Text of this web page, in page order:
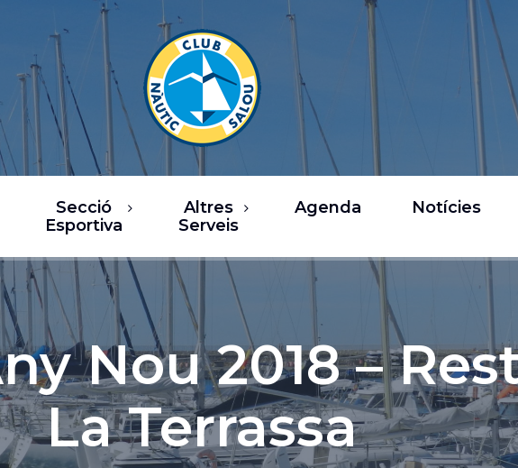
Secció
Esportiva
de Vela
Fitness
COVID-19
Altres
Serveis
Restaurants
Oci / Comerç
Xàrter i activitats
nàutiques
Serveis nàutics
Agenda Notícies
Nou 2018 –
La Terrassa